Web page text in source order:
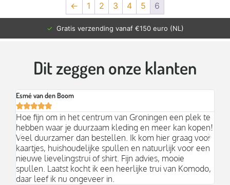
← 1 2 3 4 5 6
✓ Gratis verzending vanaf €150 euro (NL)
Dit zeggen onze klanten
Esmé van den Boom

Hoe fijn om in het centrum van Groningen een plek te
hebben waar je duurzaam kleding en meer kan kopen!
Veel duurzamer dan bestellen. Ik kom hier graag voor
kaartjes, huishoudelijke spullen en natuurlijk voor een
nieuwe lievelingstrui of shirt. Fijn advies, mooie
spullen. Laatst kocht ik een heerlijke trui van Komodo,
daar leef ik nu ongeveer in.